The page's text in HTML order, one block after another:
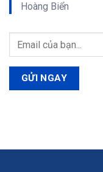
Hoàng Biển